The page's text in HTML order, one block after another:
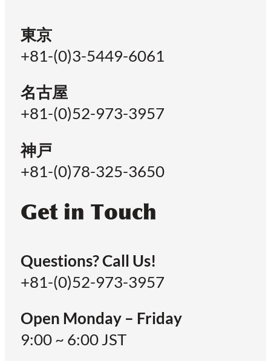
東京
+81-(0)3-5449-6061
名古屋
+81-(0)52-973-3957
神戸
+81-(0)78-325-3650
Get in Touch
Questions? Call Us!
+81-(0)52-973-3957
Open Monday – Friday
9:00 ~ 6:00 JST